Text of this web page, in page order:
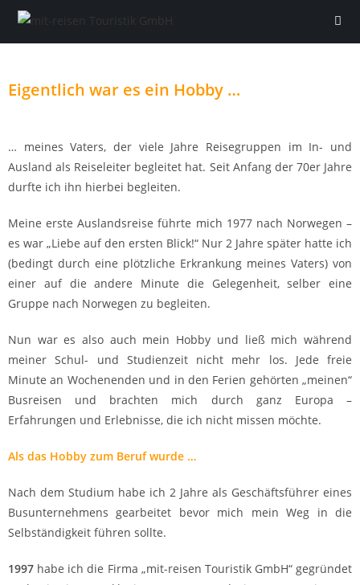
Eigentlich war es ein Hobby …
… meines Vaters, der viele Jahre Reisegruppen im In- und
Ausland als Reiseleiter begleitet hat. Seit Anfang der 70er Jahre
durfte ich ihn hierbei begleiten.
Meine erste Auslandsreise führte mich 1977 nach Norwegen –
es war „Liebe auf den ersten Blick!“ Nur 2 Jahre später hatte ich
(bedingt durch eine plötzliche Erkrankung meines Vaters) von
einer auf die andere Minute die Gelegenheit, selber eine
Gruppe nach Norwegen zu begleiten.
Nun war es also auch mein Hobby und ließ mich während
meiner Schul- und Studienzeit nicht mehr los. Jede freie
Minute an Wochenenden und in den Ferien gehörten „meinen“
Busreisen und brachten mich durch ganz Europa –
Erfahrungen und Erlebnisse, die ich nicht missen möchte.
Als das Hobby zum Beruf wurde …
Nach dem Studium habe ich 2 Jahre als Geschäftsführer eines
Busunternehmens gearbeitet bevor mich mein Weg in die
Selbständigkeit führen sollte.
1997 habe ich die Firma „mit-reisen Touristik GmbH“ gegründet